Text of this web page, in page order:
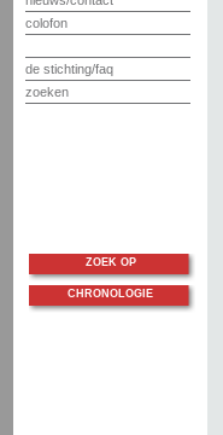
colofon
de stichting/faq
zoeken
ZOEK OP
CHRONOLOGIE